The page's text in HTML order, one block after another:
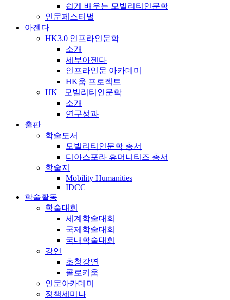
쉽게 배우는 모빌리티인문학
인문페스티벌
아젠다
HK3.0 인프라인문학
소개
세부아젠다
인프라인문 아카데미
HK움 프로젝트
HK+ 모빌리티인문학
소개
연구성과
출판
학술도서
모빌리티인문학 총서
디아스포라 휴머니티즈 총서
학술지
Mobility Humanities
IDCC
학술활동
학술대회
세계학술대회
국제학술대회
국내학술대회
강연
초청강연
콜로키움
인문아카데미
정책세미나